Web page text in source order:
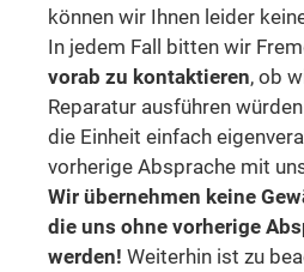
können wir Ihnen leider
In jedem Fall bitten wir
vorab zu kontaktieren, ob
Reparatur ausführen
die Einheit einfach
vorherige Absprache mit
Wir übernehmen keine
die uns ohne vorherige
werden! Weiterhin ist zu